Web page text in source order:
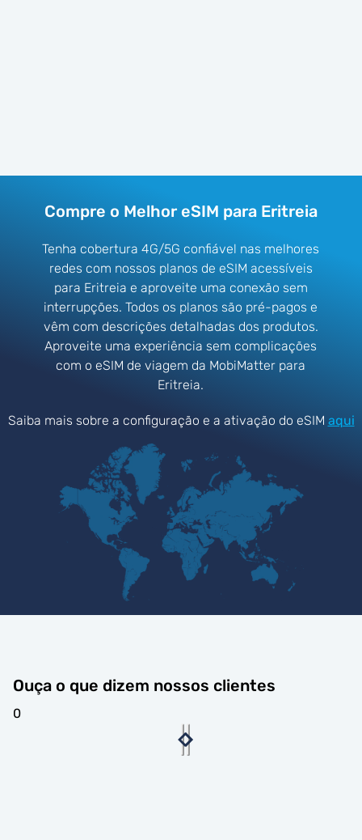
Compre o Melhor eSIM para Eritreia
Tenha cobertura 4G/5G confiável nas melhores
redes com nossos planos de eSIM acessíveis
para Eritreia e aproveite uma conexão sem
interrupções. Todos os planos são pré-pagos e
vêm com descrições detalhadas dos produtos.
Aproveite uma experiência sem complicações
com o eSIM de viagem da MobiMatter para
Eritreia.
Saiba mais sobre a configuração e a ativação do eSIM aqui
Ouça o que dizem nossos clientes
0